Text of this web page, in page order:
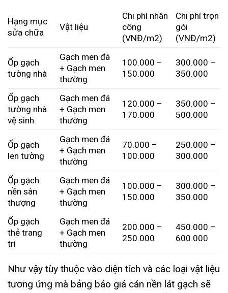
Hạng mục
sửa chữa
Vật liệu
Chi phí nhân
công
(VNĐ/m2)
Chi phí trọn
gói
(VNĐ/m2)
Ốp gạch
tường nhà
Gạch men đá
+ Gạch men
thường
100.000 –
150.000
300.000 –
350.000
Ốp gạch
tường nhà
vệ sinh
Gạch men đá
+ Gạch men
thường
120.000 –
170.000
350.000 –
500.000
Ốp gạch
len tường
Gạch men đá
+ Gạch men
thường
70.000 –
100.000
250.000 –
300.000
Ốp gạch
nền sân
thượng
Gạch men đá
+ Gạch men
thường
100.000 –
150.000
300.000 –
350.000
Ốp gạch
thẻ trang
trí
Gạch men đá
+ Gạch men
thường
200.000 –
250.000
450.000 –
600.000
Như vậy tùy thuộc vào diện tích và các loại vật liệu
tương ứng mà bảng báo giá cán nền lát gạch sẽ